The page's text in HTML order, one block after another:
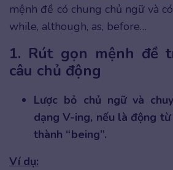
mệnh đề có chung chủ ngữ và
while, although, as, before…
1. Rút gọn mệnh đề
câu chủ động
Lược bỏ chủ ngữ và
dạng V-ing, nếu là động
thành “being”.
Ví dụ: